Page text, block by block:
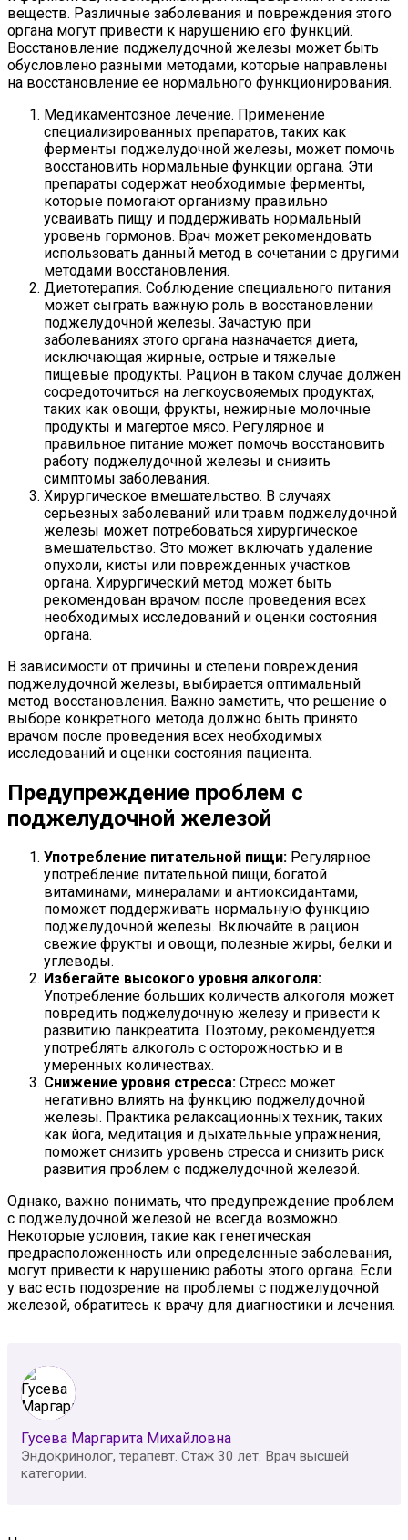
веществ. Различные заболевания и повреждения этого
органа могут привести к нарушению его функций.
Восстановление поджелудочной железы может быть
обусловлено разными методами, которые направлены
на восстановление ее нормального функционирования.
Медикаментозное лечение. Применение
специализированных препаратов, таких как
ферменты поджелудочной железы, может помочь
восстановить нормальные функции органа. Эти
препараты содержат необходимые ферменты,
которые помогают организму правильно
усваивать пищу и поддерживать нормальный
уровень гормонов. Врач может рекомендовать
использовать данный метод в сочетании с другими
методами восстановления.
Диетотерапия. Соблюдение специального питания
может сыграть важную роль в восстановлении
поджелудочной железы. Зачастую при
заболеваниях этого органа назначается диета,
исключающая жирные, острые и тяжелые
пищевые продукты. Рацион в таком случае должен
сосредоточиться на легкоусвояемых продуктах,
таких как овощи, фрукты, нежирные молочные
продукты и магертое мясо. Регулярное и
правильное питание может помочь восстановить
работу поджелудочной железы и снизить
симптомы заболевания.
Хирургическое вмешательство. В случаях
серьезных заболеваний или травм поджелудочной
железы может потребоваться хирургическое
вмешательство. Это может включать удаление
опухоли, кисты или поврежденных участков
органа. Хирургический метод может быть
рекомендован врачом после проведения всех
необходимых исследований и оценки состояния
органа.
В зависимости от причины и степени повреждения
поджелудочной железы, выбирается оптимальный
метод восстановления. Важно заметить, что решение о
выборе конкретного метода должно быть принято
врачом после проведения всех необходимых
исследований и оценки состояния пациента.
Предупреждение проблем с
поджелудочной железой
Употребление питательной пищи: Регулярное
употребление питательной пищи, богатой
витаминами, минералами и антиоксидантами,
поможет поддерживать нормальную функцию
поджелудочной железы. Включайте в рацион
свежие фрукты и овощи, полезные жиры, белки и
углеводы.
Избегайте высокого уровня алкоголя:
Употребление больших количеств алкоголя может
повредить поджелудочную железу и привести к
развитию панкреатита. Поэтому, рекомендуется
употреблять алкоголь с осторожностью и в
умеренных количествах.
Снижение уровня стресса: Стресс может
негативно влиять на функцию поджелудочной
железы. Практика релаксационных техник, таких
как йога, медитация и дыхательные упражнения,
поможет снизить уровень стресса и снизить риск
развития проблем с поджелудочной железой.
Однако, важно понимать, что предупреждение проблем
с поджелудочной железой не всегда возможно.
Некоторые условия, такие как генетическая
предрасположенность или определенные заболевания,
могут привести к нарушению работы этого органа. Если
у вас есть подозрение на проблемы с поджелудочной
железой, обратитесь к врачу для диагностики и лечения.
Гусева Маргарита Михайловна
Эндокринолог, терапевт. Стаж 30 лет. Врач высшей
категории.